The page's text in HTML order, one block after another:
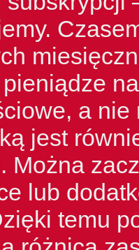
a nie
jest
Można
lub
temu